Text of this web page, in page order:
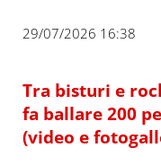
29/07/2026 16:38
Tra bisturi e
fa ballare 200
(video e